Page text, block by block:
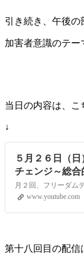
引き続き、午後の
加害者意識のテー
当日の内容は、こ
↓
５月２６日（
チェンジ～総合
YouTubeライ
www.youtube.com
第十八回目の配信